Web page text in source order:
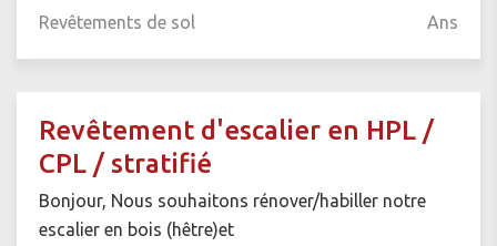
Revêtements de sol Ans
Revêtement d'escalier en HPL /
CPL / stratifié
Bonjour, Nous souhaitons rénover/habiller notre
escalier en bois (hêtre)et